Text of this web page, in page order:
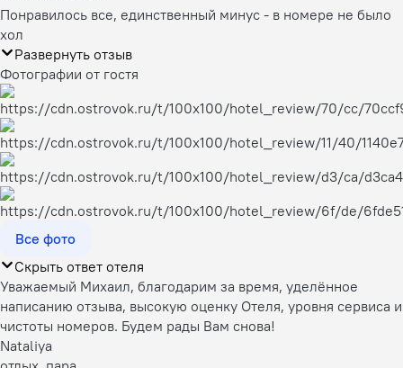
Понравилось все, единственный минус - в номере не было
хол
Развернуть отзыв
Фотографии от гостя
Все фото
Скрыть ответ отеля
Уважаемый Михаил, благодарим за время, уделённое
написанию отзыва, высокую оценку Отеля, уровня сервиса и
чистоты номеров. Будем рады Вам снова!
Nataliya